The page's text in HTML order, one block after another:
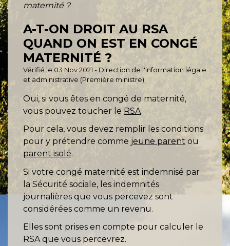
maternité ?
A-T-ON DROIT AU RSA
QUAND ON EST EN CONGÉ
MATERNITÉ ?
Vérifié le 03 Nov 2021 - Direction de l'information légale
et administrative (Première ministre)
Oui, si vous êtes en congé de maternité,
vous pouvez toucher le RSA.
Pour cela, vous devez remplir les conditions
pour y prétendre comme jeune parent ou
parent isolé.
Si votre congé maternité est indemnisé par
la Sécurité sociale, les indemnités
journalières que vous percevez sont
considérées comme un revenu.
Elles sont prises en compte pour calculer le
RSA que vous percevrez.